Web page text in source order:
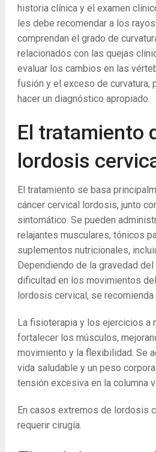
historia clínica y el examen
les debe recomendar a los
comprendan el grado de
relacionados con las quejas
evaluar los cambios en las
fusión y el exceso de curvatura,
hacer un diagnóstico apropiado.
El tratamiento
lordosis
El tratamiento se basa
cáncer cervical lordosis, junto
sintomático. Se pueden
relajantes musculares, tónicos
suplementos nutricionales,
Dependiendo de la gravedad
dificultad en los movimientos
lordosis cervical, se recomienda
La fisioterapia y los ejercicios a
fortalecer los músculos,
movimiento y la flexibilidad. Se
vida saludable y un peso
tensión excesiva en la columna
En casos extremos de lordosis
requerir cirugía.